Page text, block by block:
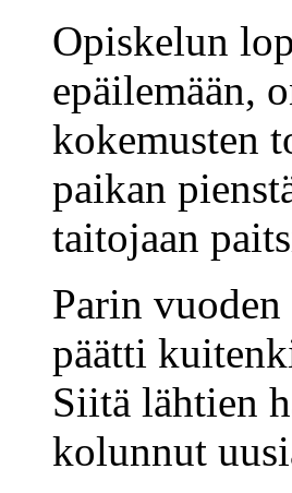
Opiskelun
epäilemään,
kokemusten
paikan
taitojaan
Parin
päätti
Siitä lähtien
kolunnut